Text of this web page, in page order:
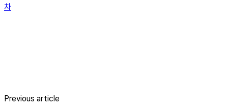
차
Previous article